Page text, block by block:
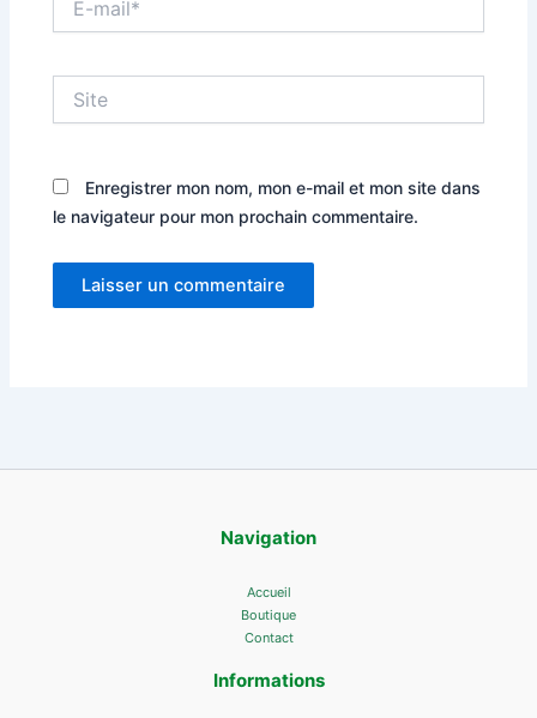
mail*
Enregistrer mon nom, mon e-mail et mon site dans
le navigateur pour mon prochain commentaire.
Navigation
Accueil
Boutique
Contact
Informations